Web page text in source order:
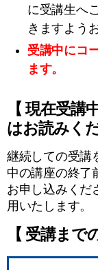
に受講生へ
きますよう
受講中にコ
ます。
【 現在受
はお読みく
継続しての受講
中の講座の終了
お申し込みくだ
用いたします。
【 受講まで